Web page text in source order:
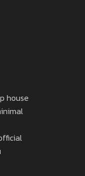
house